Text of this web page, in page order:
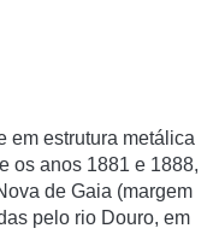
em estrutura metálica
os anos 1881 e 1888,
de Gaia (margem
pelo rio Douro, em